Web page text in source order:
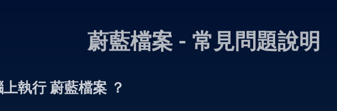
蔚藍檔案 - 常見問題說明
執行 蔚藍檔案 ？